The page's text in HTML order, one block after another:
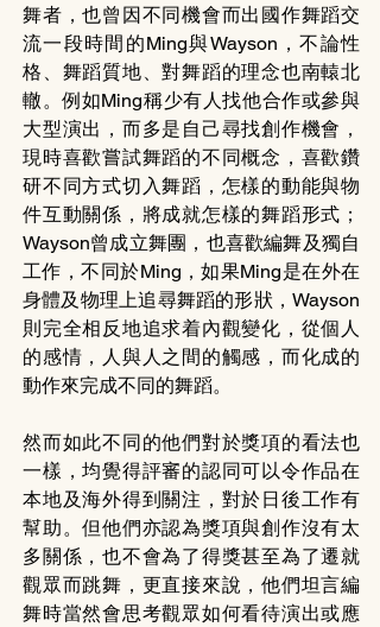
舞者，也曾因不同機會而出國作舞蹈交
流一段時間的Ming與Wayson，不論性
格、舞蹈質地、對舞蹈的理念也南轅北
轍。例如Ming稱少有人找他合作或參與
大型演出，而多是自己尋找創作機會，
現時喜歡嘗試舞蹈的不同概念，喜歡鑽
研不同方式切入舞蹈，怎樣的動能與物
件互動關係，將成就怎樣的舞蹈形式；
Wayson曾成立舞團，也喜歡編舞及獨自
工作，不同於Ming，如果Ming是在外在
身體及物理上追尋舞蹈的形狀，Wayson
則完全相反地追求着內觀變化，從個人
的感情，人與人之間的觸感，而化成的
動作來完成不同的舞蹈。
然而如此不同的他們對於獎項的看法也
一樣，均覺得評審的認同可以令作品在
本地及海外得到關注，對於日後工作有
幫助。但他們亦認為獎項與創作沒有太
多關係，也不會為了得獎甚至為了遷就
觀眾而跳舞，更直接來說，他們坦言編
舞時當然會思考觀眾如何看待演出或應